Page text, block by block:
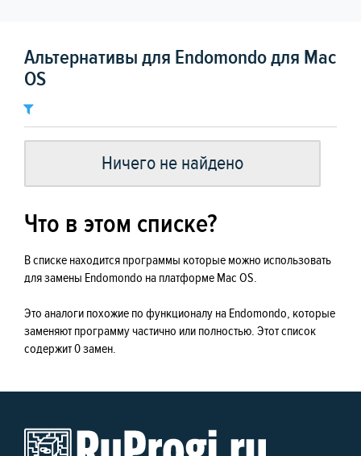
Альтернативы для Endomondo для Mac
OS
Ничего не найдено
Что в этом списке?
В списке находится программы которые можно использовать
для замены Endomondo на платформе Mac OS.
Это аналоги похожие по функционалу на Endomondo, которые
заменяют программу частично или полностью. Этот список
содержит 0 замен.